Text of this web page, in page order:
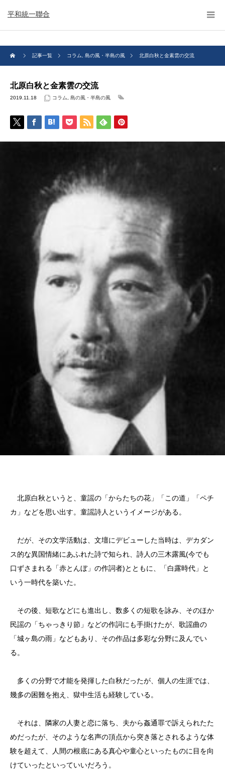
平和統一聯合
記事一覧 コラム 島の風・半島の風 北原白秋と金素雲の交流
北原白秋と金素雲の交流
2019.11.18 コラム 島の風・半島の風
北原白秋というと、童謡の「からたちの花」「この道」「ペチ
カ」などを思い出す。童謡詩人というイメージがある。
だが、その文学活動は、文壇にデビューした当時は、デカダン
ス的な異国情緒にあふれた詩で知られ、詩人の三木露風(今でも
口ずさまれる「赤とんぼ」の作詞者)とともに、「白露時代」と
いう一時代を築いた。
その後、短歌などにも進出し、数多くの短歌を詠み、そのほか
民謡の「ちゃっきり節」などの作詞にも手掛けたが、歌謡曲の
「城ヶ島の雨」などもあり、その作品は多彩な分野に及んでい
る。
多くの分野で才能を発揮した白秋だったが、個人の生涯では、
幾多の困難を抱え、獄中生活も経験している。
それは、隣家の人妻と恋に落ち、夫から姦通罪で訴えられたた
めだったが、そのような名声の頂点から突き落とされるような体
験を超えて、人間の根底にある真心や童心といったものに目を向
けていったといっていいだろう。